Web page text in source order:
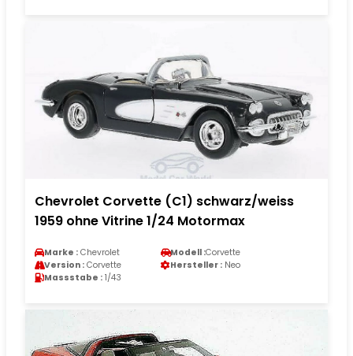
Chevrolet Corvette (C1) schwarz/weiss
1959 ohne Vitrine 1/24 Motormax
Marke : Chevrolet Modell :Corvette
Version : Corvette Hersteller : Neo
Massstabe : 1/43